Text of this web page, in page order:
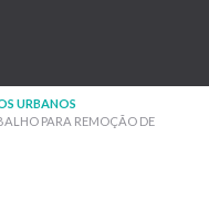
URBANOS
PARA REMOÇÃO DE